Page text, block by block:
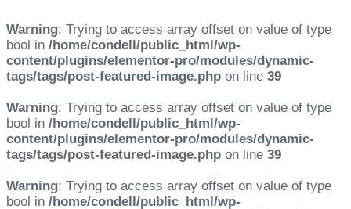
Warning: Trying to access array offset on value of type
bool in /home/condell/public_html/wp-
content/plugins/elementor-pro/modules/dynamic-
tags/tags/post-featured-image.php on line 39
Warning: Trying to access array offset on value of type
bool in /home/condell/public_html/wp-
content/plugins/elementor-pro/modules/dynamic-
tags/tags/post-featured-image.php on line 39
Warning: Trying to access array offset on value of type
bool in /home/condell/public_html/wp-